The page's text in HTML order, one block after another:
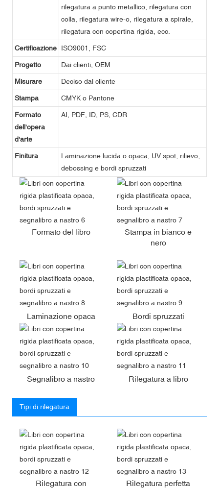
rilegatura a punto metallico, rilegatura con
colla, rilegatura wire-o, rilegatura a spirale,
rilegatura con copertina rigida, ecc.
Certificazione ISO9001, FSC
Progetto Dai clienti, OEM
Misurare Deciso dal cliente
Stampa CMYK o Pantone
Formato
dell'opera
d'arte
AI, PDF, ID, PS, CDR
Finitura
Laminazione lucida o opaca, UV spot, rilievo,
debossing e bordi spruzzati
Formato del libro
Stampa in bianco e
nero
Laminazione opaca Bordi spruzzati
Segnalibro a nastro Rilegatura a libro
Tipi di rilegatura
Rilegatura con
Rilegatura perfetta